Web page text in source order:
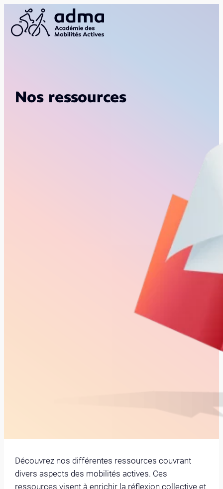
Nos ressources
Découvrez nos différentes ressources couvrant
divers aspects des mobilités actives. Ces
ressources visent à enrichir la réflexion collective et